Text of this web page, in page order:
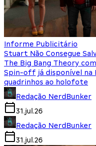
Informe Publicitário
Stuart Não Consegue
The Big Bang Theory
Spin-off já disponível na
quadrinhos ao holofote
Redação NerdBunker
31.jul.26
Redação NerdBunker
31.jul.26